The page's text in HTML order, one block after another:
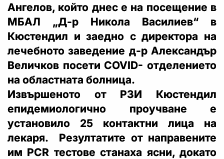
Ангелов, който днес е на посещение в
МБАЛ „Д-р Никола Василиев“ в
Кюстендил и заедно с директора на
лечебното заведение д-р Александър
Величков посети COVID- отделението
на областната болница.
Извършеното от РЗИ Кюстендил
епидемиологично проучване е
установило 25 контактни лица на
лекаря. Резултатите от направените
им PCR тестове станаха ясни, докато